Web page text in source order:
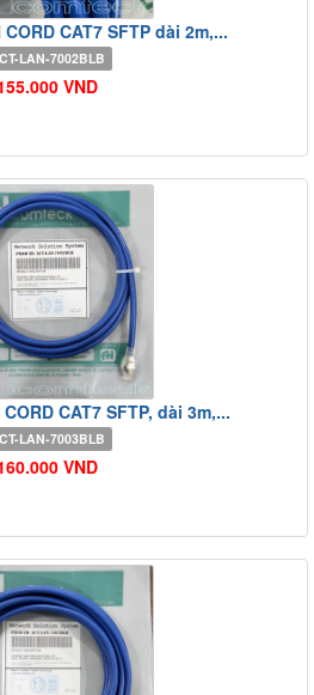
CAT7 SFTP dài 2m,...
LAN-7002BLB
VND
CAT7 SFTP, dài 3m,...
LAN-7003BLB
VND